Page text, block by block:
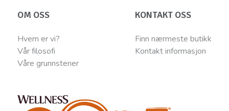
OM OSS
Hvem er vi?
Vår filosofi
Våre grunnstener
KONTAKT OSS
Finn nærmeste butikk
Kontakt informasjon